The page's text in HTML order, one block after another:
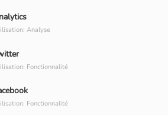
Analyse
Fonctionnalité
Fonctionnalité
par date